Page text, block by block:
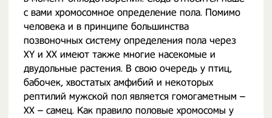
с вами хромосомное определение пола. Помимо
человека и в принципе большинства
позвоночных систему определения пола через
XY и XX имеют также многие насекомые и
двудольные растения. В свою очередь у птиц,
бабочек, хвостатых амфибий и некоторых
рептилий мужской пол является гомогаметным –
XX – самец. Как правило половые хромосомы у